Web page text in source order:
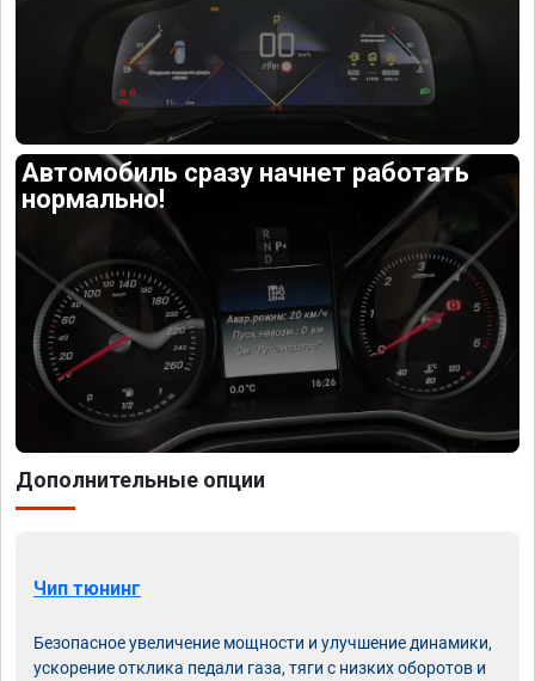
Автомобиль сразу начнет работать
нормально!
Дополнительные опции
Чип тюнинг
Безопасное увеличение мощности и улучшение динамики,
ускорение отклика педали газа, тяги с низких оборотов и